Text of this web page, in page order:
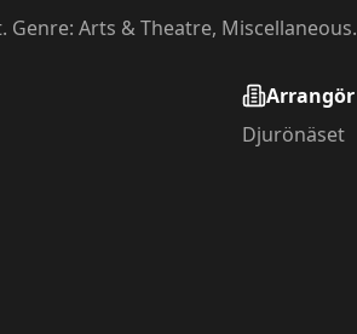
Arts & Theatre, Miscellaneous.
Arrangör
Djurönäset